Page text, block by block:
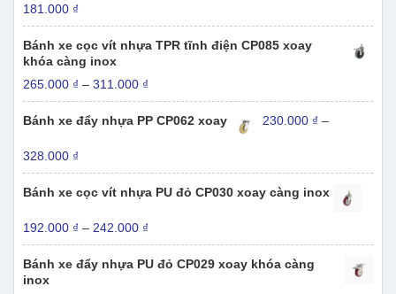
181.000 ₫
giá:
124.000 ₫
đến
181.000 ₫
Bánh xe cọc vít nhựa TPR tĩnh điện CP085 xoay
khóa càng inox
265.000 ₫ – 311.000 ₫
giá:
từ
Bánh xe đẩy nhựa PP CP062 xoay 230.000 ₫ –
328.000 ₫
giá:
230.000 ₫
328.000 ₫
Bánh xe cọc vít nhựa PU đỏ CP030 xoay càng inox
192.000 ₫ – 242.000 ₫
giá:
từ
Bánh xe đẩy nhựa PU đỏ CP029 xoay khóa càng
inox